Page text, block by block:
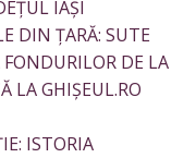
IAȘI
DIN ȚARĂ: SUTE
DE LA
LA GHIȘEUL.RO
ISTORIA